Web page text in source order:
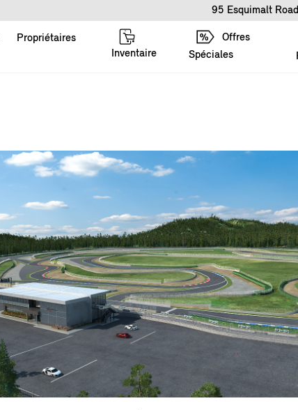
95 Esquimalt
Propriétaires
Offres
Spéciales
Inventaire